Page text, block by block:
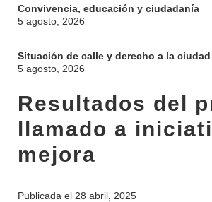
Convivencia, educación y ciudadanía
5 agosto, 2026
Situación de calle y derecho a la ciudad
5 agosto, 2026
Resultados del
llamado a
mejora
Publicada el 28 abril, 2025